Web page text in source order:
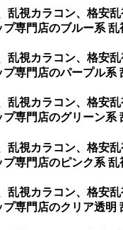
乱視カラコン、格
専門店のブルー系
乱視カラコン、格
専門店のパープル系
乱視カラコン、格
専門店のグリーン系
乱視カラコン、格
専門店のピンク系
乱視カラコン、格
専門店のクリア透明